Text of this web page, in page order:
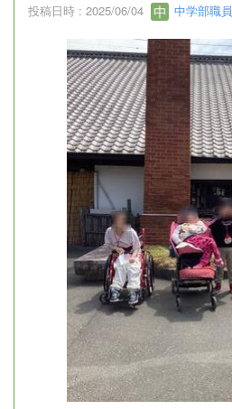
投稿日時 : 2025/06/04 中学部職員